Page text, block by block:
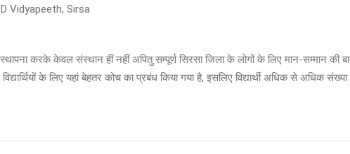
Vidyapeeth, Sirsa
करके केवल संस्थान हीं नहीं अपितु सम्पूर्ण सिरसा जिला के लोगों के लिए मान-सम्मान की
के लिए यहां बेहतर कोच का प्रबंध किया गया है, इसलिए विद्यार्थी अधिक से अधिक